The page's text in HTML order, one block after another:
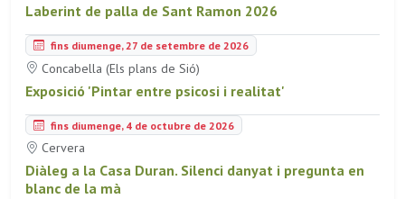
Laberint de palla de Sant Ramon 2026
fins diumenge, 27 de setembre de 2026
Concabella (Els plans de Sió)
Exposició 'Pintar entre psicosi i realitat'
fins diumenge, 4 de octubre de 2026
Cervera
Diàleg a la Casa Duran. Silenci danyat i pregunta en
blanc de la mà